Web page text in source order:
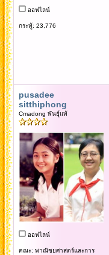
ออฟไลน์
กระทู้: 23,776
pusadee
sitthiphong
Cmadong พันธุ์แท้
ออฟไลน์
คณะ: พาณิชยศาสตร์และการ